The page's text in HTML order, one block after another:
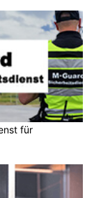
für